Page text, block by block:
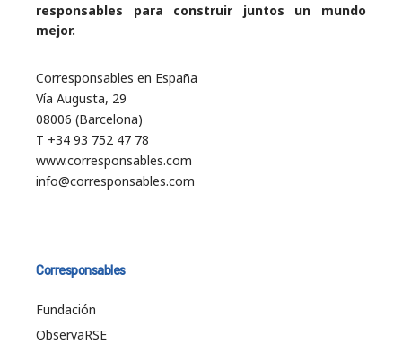
responsables para construir juntos un mundo
mejor.
Corresponsables en España
Vía Augusta, 29
08006 (Barcelona)
T +34 93 752 47 78
www.corresponsables.com
info@corresponsables.com
Corresponsables
Fundación
ObservaRSE